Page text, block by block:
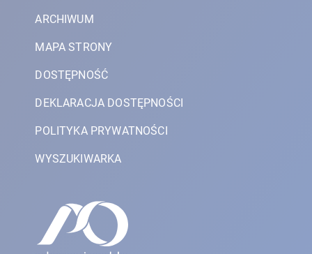
ARCHIWUM
MAPA STRONY
DOSTĘPNOŚĆ
DEKLARACJA DOSTĘPNOŚCI
POLITYKA PRYWATNOŚCI
WYSZUKIWARKA